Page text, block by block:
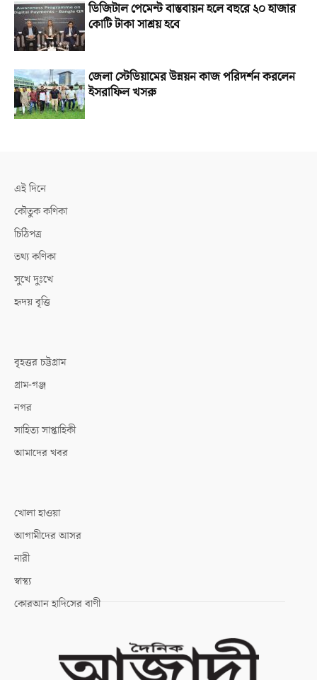
ডিজিটাল পেমেন্ট বাস্তবায়ন হলে বছরে ২০ হাজার
কোটি টাকা সাশ্রয় হবে
জেলা স্টেডিয়ামের উন্নয়ন কাজ পরিদর্শন করলেন
ইসরাফিল খসরু
এই দিনে
কৌতুক কণিকা
চিঠিপত্র
তথ্য কণিকা
সুখে দুঃখে
হৃদয় বৃত্তি
বৃহত্তর চট্টগ্রাম
গ্রাম-গঞ্জ
নগর
সাহিত্য সাপ্তাহিকী
আমাদের খবর
খোলা হাওয়া
আগামীদের আসর
নারী
স্বাস্থ্য
কোরআন হাদিসের বাণী